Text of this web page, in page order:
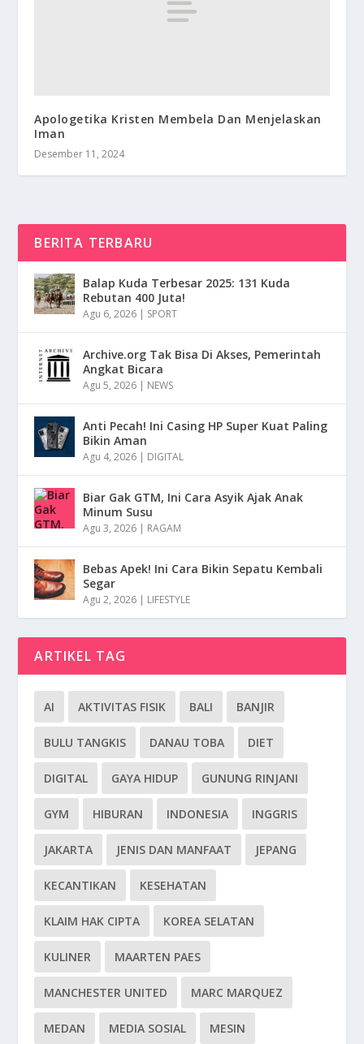
Apologetika Kristen Membela Dan Menjelaskan
Iman
Desember 11, 2024
BERITA TERBARU
Balap Kuda Terbesar 2025: 131 Kuda
Rebutan 400 Juta!
Agu 6, 2026 | SPORT
Archive.org Tak Bisa Di Akses, Pemerintah
Angkat Bicara
Agu 5, 2026 | NEWS
Anti Pecah! Ini Casing HP Super Kuat Paling
Bikin Aman
Agu 4, 2026 | DIGITAL
Biar Gak GTM, Ini Cara Asyik Ajak Anak
Minum Susu
Agu 3, 2026 | RAGAM
Bebas Apek! Ini Cara Bikin Sepatu Kembali
Segar
Agu 2, 2026 | LIFESTYLE
ARTIKEL TAG
AI AKTIVITAS FISIK BALI BANJIR
BULU TANGKIS DANAU TOBA DIET
DIGITAL GAYA HIDUP GUNUNG RINJANI
GYM HIBURAN INDONESIA INGGRIS
JAKARTA JENIS DAN MANFAAT JEPANG
KECANTIKAN KESEHATAN
KLAIM HAK CIPTA KOREA SELATAN
KULINER MAARTEN PAES
MANCHESTER UNITED MARC MARQUEZ
MEDAN MEDIA SOSIAL MESIN